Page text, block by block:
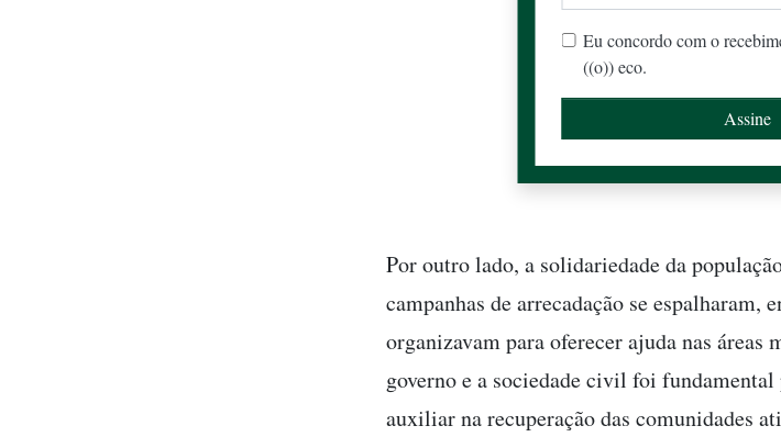
Eu concordo com o
((o)) eco.
Por outro lado, a solidariedade da
campanhas de arrecadação se espalharam,
organizavam para oferecer ajuda nas áreas
governo e a sociedade civil foi fundamental
auxiliar na recuperação das comunidades